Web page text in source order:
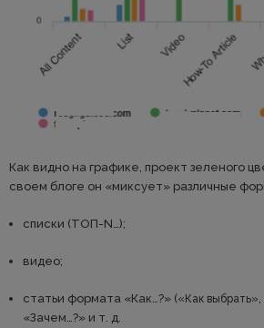
Как видно на графике, проект зеленого
своем блоге он «миксует» различные
списки (ТОП-N…);
видео;
статьи формата «Как…?» («Как выбрать»,
«Зачем…?» и т. д.